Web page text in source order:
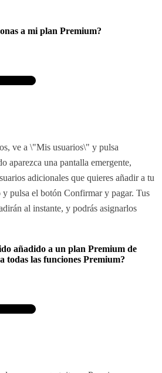
a mi plan Premium?
ve a \"Mis usuarios\" y pulsa
aparezca una pantalla emergente,
adicionales que quieres añadir a tu
pulsa el botón Confirmar y pagar. Tus
al instante, y podrás asignarlos
añadido a un plan Premium de
todas las funciones Premium?